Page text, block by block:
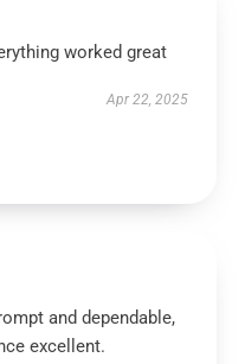
worked great
Apr 22, 2025
and dependable,
excellent.